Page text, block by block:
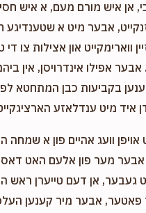
אן איש מורם מעם, א איש
אבער מיט א
ווארימקייט און אצילות צו
אפילו אינדרויסן, אין
בקביעות כבן המתחטא
איד מיט ענדלאזע
וועג אהיים פון א
אבער מער פון אלעם האט דאס
געבער, אן דעם טייערן ראש
פאטער, אבער מיר קענען